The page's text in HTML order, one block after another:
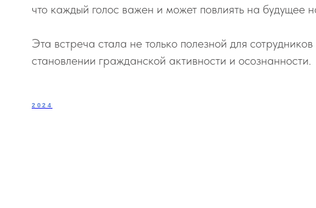
что каждый голос важен и может повлиять на будущее
Эта встреча стала не только полезной для
становлении гражданской активности и осознанности.
2024